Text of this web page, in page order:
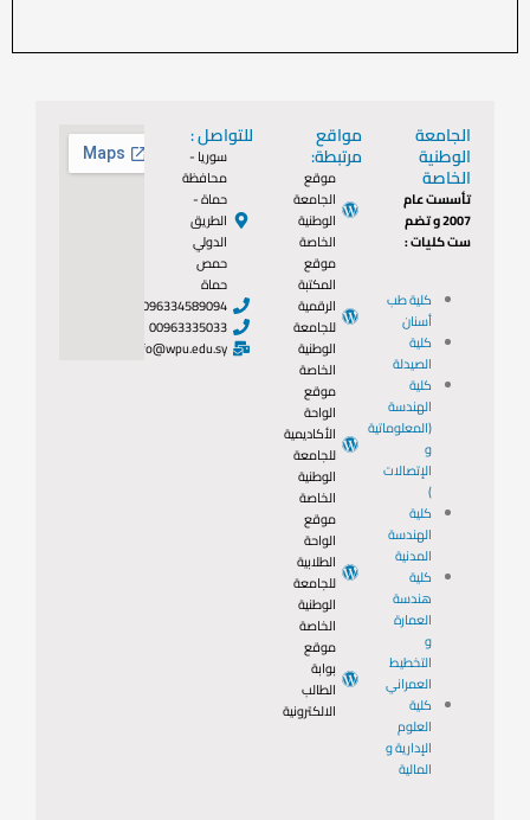
الجامعة
الوطنية
الخاصة
تأسست عام
2007 و تضم
ست كليات :
كلية طب
أسنان
كلية
الصيدلة
كلية
الهندسة
(المعلوماتية
و
الإتصالات
)
كلية
الهندسة
المدنية
كلية
هندسة
العمارة
و
التخطيط
العمراني
كلية
العلوم
الإدارية و
المالية
مواقع
مرتبطة:
موقع
الجامعة
الوطنية
الخاصة
موقع
المكتبة
الرقمية
للجامعة
الوطنية
الخاصة
موقع
الواحة
الأكاديمية
للجامعة
الوطنية
الخاصة
موقع
الواحة
الطلابية
للجامعة
الوطنية
الخاصة
موقع
بوابة
الطالب
الالكترونية
للتواصل :
سوريا -
محافظة
حماة -
الطريق
الدولي
حمص
حماة
0096334589094
00963335033
info@wpu.edu.sy